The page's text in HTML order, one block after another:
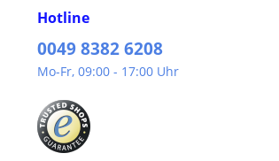
Hotline
0049 8382 6208
Mo-Fr, 09:00 - 17:00 Uhr